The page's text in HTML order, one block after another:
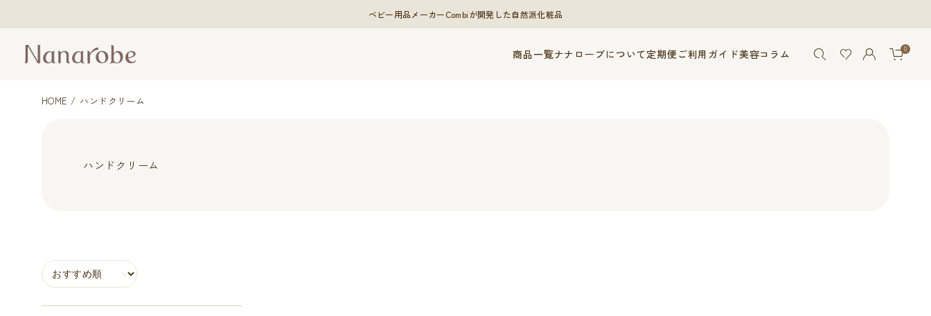
ベビー用品メーカーCombiが開発した自然派化粧品
商品一覧ナナローブについて 定期便 ご利用ガイド美容コラム 0
HOME ハンドクリーム
ハンドクリーム